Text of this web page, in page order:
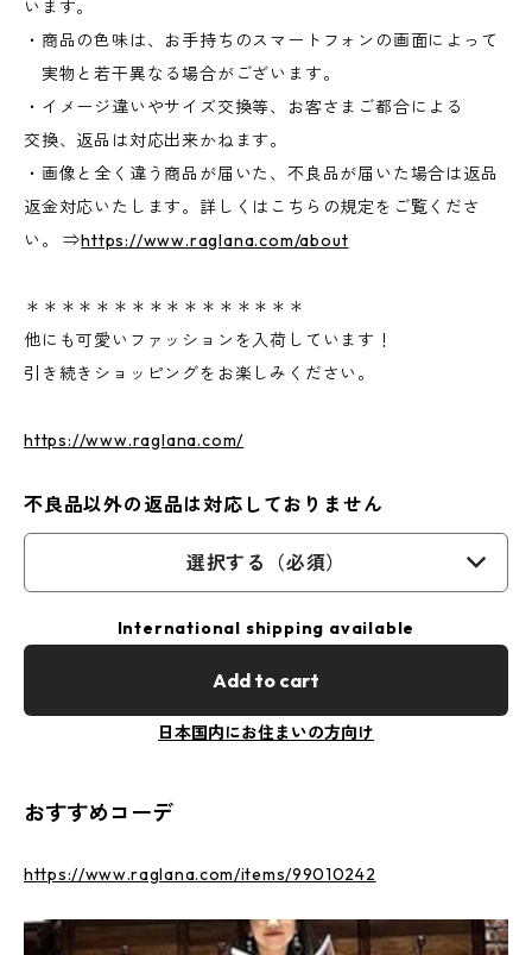
います。
・商品の色味は、お手持ちのスマートフォンの画面によって
実物と若干異なる場合がございます。
・イメージ違いやサイズ交換等、お客さまご都合による
交換、返品は対応出来かねます。
・画像と全く違う商品が届いた、不良品が届いた場合は返品
返金対応いたします。詳しくはこちらの規定をご覧くださ
い。 ⇒https://www.raglana.com/about
＊＊＊＊＊＊＊＊＊＊＊＊＊＊＊＊
他にも可愛いファッションを入荷しています！
引き続きショッピングをお楽しみください。
https://www.raglana.com/
不良品以外の返品は対応しておりません
選択する（必須）
International shipping available
Add to cart
日本国内にお住まいの方向け
おすすめコーデ
https://www.raglana.com/items/99010242